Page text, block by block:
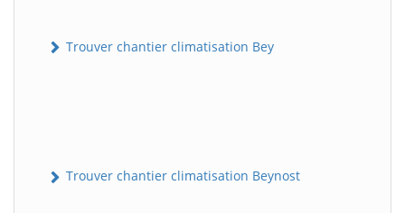
Trouver chantier climatisation Bey
Trouver chantier climatisation Beynost